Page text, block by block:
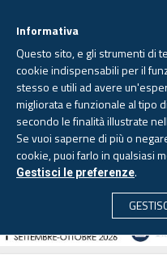
CERCA
Sabato, 8 agosto
Informativa
Questo sito, e gli strumenti di
cookie indispensabili per il
stesso e utili ad avere
migliorata e funzionale al tipo
secondo le finalità illustrate
Se vuoi saperne di più o
cookie, puoi farlo in qualsiasi
Gestisci le preferenze.